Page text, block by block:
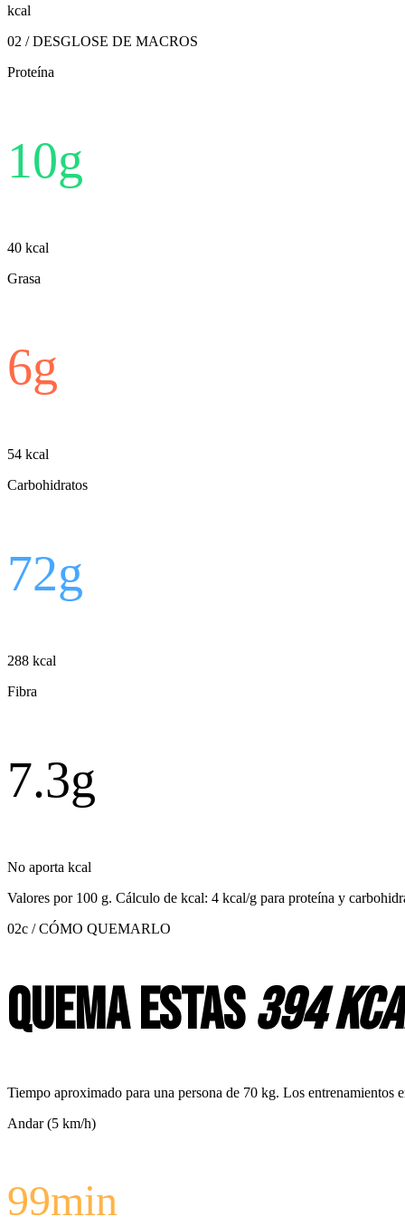
kcal
02 / DESGLOSE DE MACROS
Proteína
10g
40 kcal
Grasa
6g
54 kcal
Carbohidratos
72g
288 kcal
Fibra
7.3g
No aporta kcal
Valores por 100 g. Cálculo de kcal: 4 kcal/g para proteína y
02c / CÓMO QUEMARLO
Quema estas394
Tiempo aproximado para una persona de 70 kg. Los entrenamientos
Andar (5 km/h)
99min